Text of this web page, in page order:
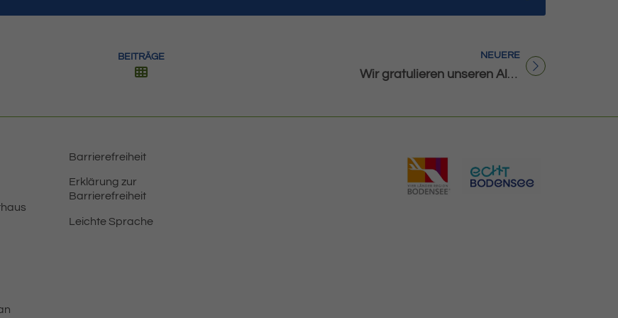
BEITRÄGE NEUERE
Titel für Beitrag
Wir gratulieren unseren Altersjubilaren im September
Barrierefreiheit
Erklärung zur
Barrierefreiheit
Leichte Sprache